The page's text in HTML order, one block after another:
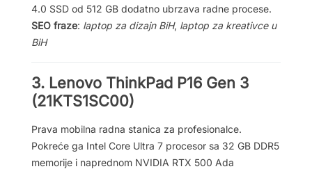
4.0 SSD od 512 GB dodatno ubrzava radne procese.
SEO fraze: laptop za dizajn BiH, laptop za kreativce u
BiH
3. Lenovo ThinkPad P16 Gen 3
(21KTS1SC00)
Prava mobilna radna stanica za profesionalce.
Pokreće ga Intel Core Ultra 7 procesor sa 32 GB DDR5
memorije i naprednom NVIDIA RTX 500 Ada